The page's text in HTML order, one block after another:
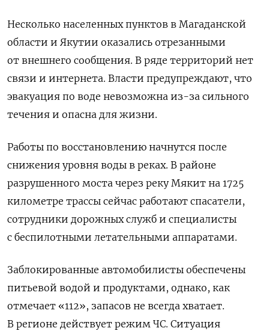
Несколько населенных пунктов в Магаданской
области и Якутии оказались отрезанными
от внешнего сообщения. В ряде территорий нет
связи и интернета. Власти предупреждают, что
эвакуация по воде невозможна из-за сильного
течения и опасна для жизни.
Работы по восстановлению начнутся после
снижения уровня воды в реках. В районе
разрушенного моста через реку Мякит на 1725
километре трассы сейчас работают спасатели,
сотрудники дорожных служб и специалисты
с беспилотными летательными аппаратами.
Заблокированные автомобилисты обеспечены
питьевой водой и продуктами, однако, как
отмечает «112», запасов не всегда хватает.
В регионе действует режим ЧС. Ситуация